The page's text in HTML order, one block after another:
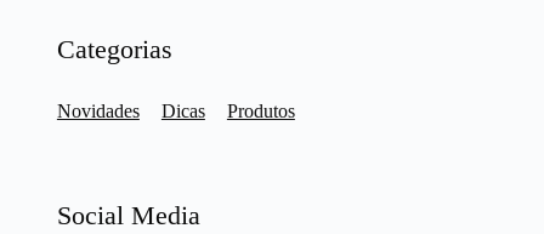
Categorias
Novidades Dicas Produtos
Social Media